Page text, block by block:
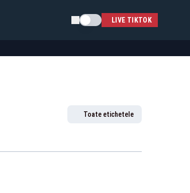
Schimba temaLIVE TIKTOK
Toate etichetele